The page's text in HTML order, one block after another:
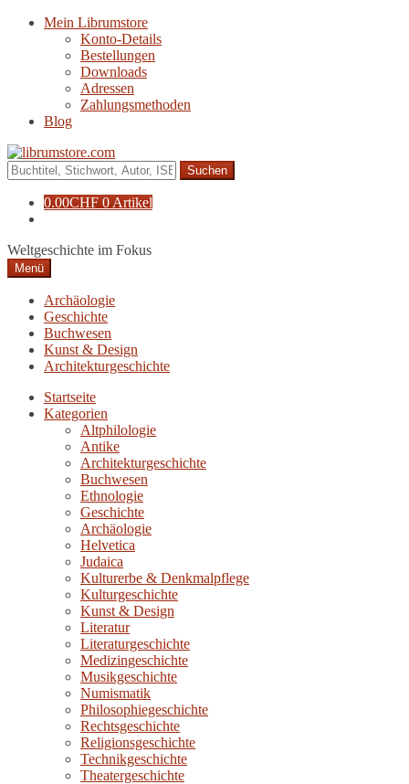
Navigation
Zum
Mein Librumstore
Konto-Details
Bestellungen
Downloads
Adressen
Zahlungsmethoden
Blog
Suche
nach:
0.00CHF 0 Artikel
Weltgeschichte im Fokus
Menü
Archäologie
Geschichte
Buchwesen
Kunst & Design
Architekturgeschichte
Startseite
Kategorien
Altphilologie
Antike
Architekturgeschichte
Buchwesen
Ethnologie
Geschichte
Archäologie
Helvetica
Judaica
Kulturerbe & Denkmalpflege
Kulturgeschichte
Kunst & Design
Literatur
Literaturgeschichte
Medizingeschichte
Musikgeschichte
Numismatik
Philosophiegeschichte
Rechtsgeschichte
Religionsgeschichte
Technikgeschichte
Theatergeschichte